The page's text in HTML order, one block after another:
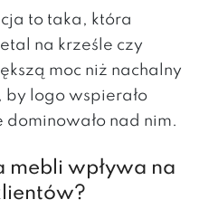
to taka, która
na krześle czy
moc niż nachalny
logo wspierało
nad nim.
mebli wpływa na